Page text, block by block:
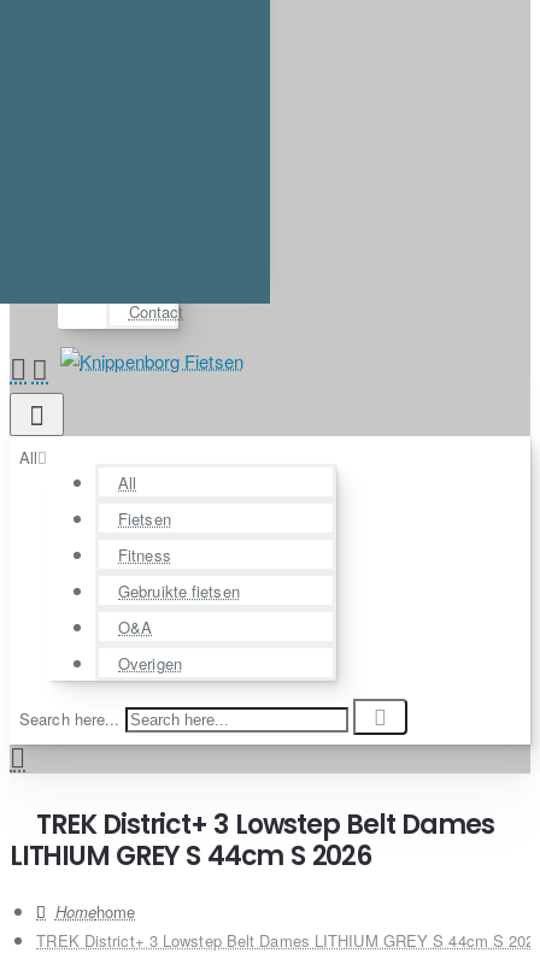
Contact
All
All
Fietsen
Fitness
Gebruikte fietsen
O&A
Overigen
Search here...
TREK District+ 3 Lowstep Belt Dames
LITHIUM GREY S 44cm S 2026
home
TREK District+ 3 Lowstep Belt Dames LITHIUM GREY S 44cm S